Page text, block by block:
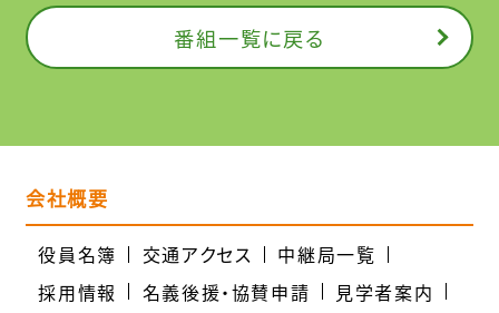
番組一覧に戻る
会社概要
役員名簿 交通アクセス
中継局一覧
採用情報
名義後援・協賛申請
見学者案内